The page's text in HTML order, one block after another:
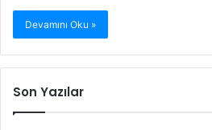
Devamını Oku »
Son Yazılar